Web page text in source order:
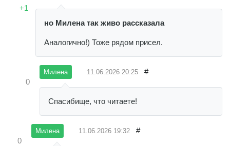
+1
но Милена так живо рассказала
Аналогично!) Тоже рядом присел.
0
Милена 11.06.2026 20:25 #
Спасибище, что читаете!
0
Милена 11.06.2026 19:32 #